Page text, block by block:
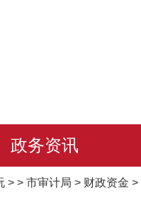
政务资讯
> > 市审计局 > 财政资金 >